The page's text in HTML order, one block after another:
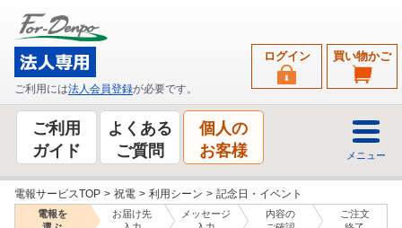
ご利用には法人会員登録が必要です。
買い物かご
ログイン
ご利用
ガイド
よくある
ご質問
個人の
お客様
メニュー
電報サービスTOP > 祝電 > 利用シーン > 記念日・イベント
電報を
お届け先
メッセージ
内容の
ご注文